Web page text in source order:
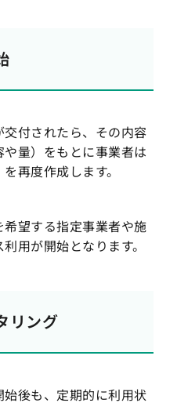
付されたら、その内容
や量）をもとに事業者は
再度作成します。
望する指定事業者や施
用が開始となります。
リング
後も、定期的に利用状